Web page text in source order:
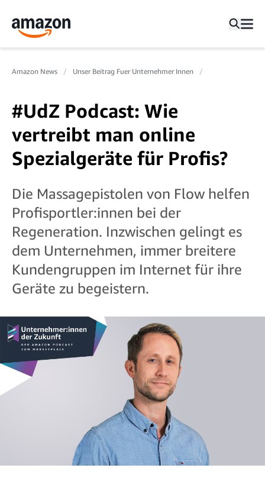
Amazon News Unser Beitrag Fuer Unternehmer Innen
#UdZ Podcast: Wie
vertreibt man online
Spezialgeräte für Profis?
Die Massagepistolen von Flow helfen
Profisportler:innen bei der
Regeneration. Inzwischen gelingt es
dem Unternehmen, immer breitere
Kundengruppen im Internet für ihre
Geräte zu begeistern.